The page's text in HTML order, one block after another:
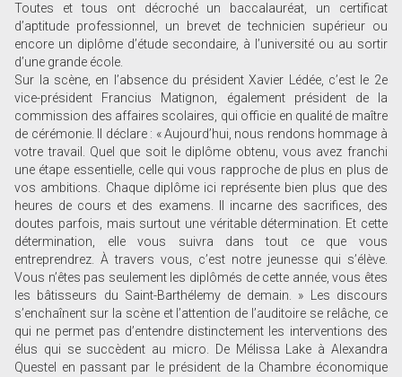
Toutes et tous ont décroché un baccalauréat, un certificat
d’aptitude professionnel, un brevet de technicien supérieur ou
encore un diplôme d’étude secondaire, à l’université ou au sortir
d’une grande école.
Sur la scène, en l’absence du président Xavier Lédée, c’est le 2e
vice-président Francius Matignon, également président de la
commission des affaires scolaires, qui officie en qualité de maître
de cérémonie. Il déclare : « Aujourd’hui, nous rendons hommage à
votre travail. Quel que soit le diplôme obtenu, vous avez franchi
une étape essentielle, celle qui vous rapproche de plus en plus de
vos ambitions. Chaque diplôme ici représente bien plus que des
heures de cours et des examens. Il incarne des sacrifices, des
doutes parfois, mais surtout une véritable détermination. Et cette
détermination, elle vous suivra dans tout ce que vous
entreprendrez. À travers vous, c’est notre jeunesse qui s’élève.
Vous n’êtes pas seulement les diplômés de cette année, vous êtes
les bâtisseurs du Saint-Barthélemy de demain. » Les discours
s’enchaînent sur la scène et l’attention de l’auditoire se relâche, ce
qui ne permet pas d’entendre distinctement les interventions des
élus qui se succèdent au micro. De Mélissa Lake à Alexandra
Questel en passant par le président de la Chambre économique